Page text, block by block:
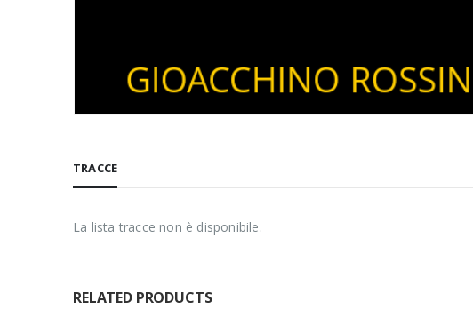
TRACCE
La lista tracce non è disponibile.
RELATED PRODUCTS